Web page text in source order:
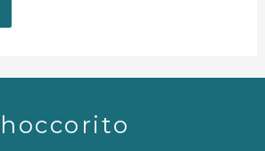
hoccorito